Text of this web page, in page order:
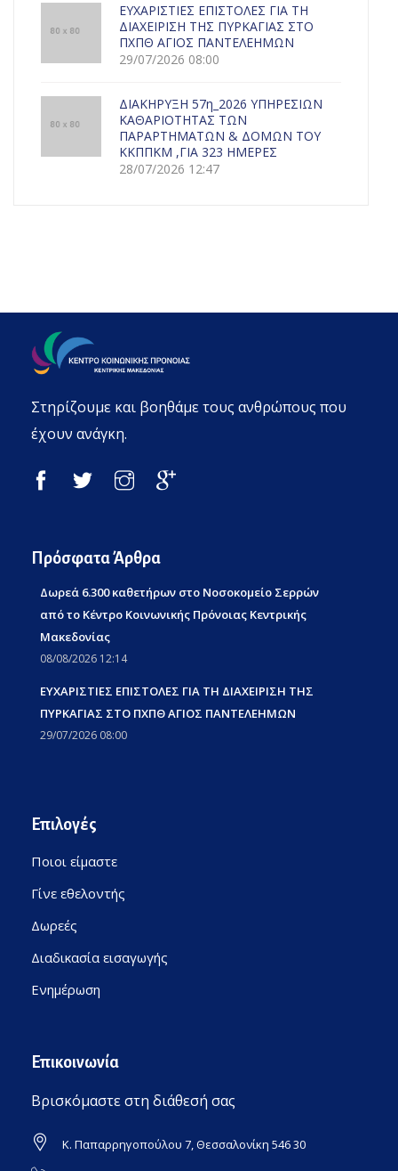
ΕΥΧΑΡΙΣΤΙΕΣ ΕΠΙΣΤΟΛΕΣ ΓΙΑ ΤΗ
ΔΙΑΧΕΙΡΙΣΗ ΤΗΣ ΠΥΡΚΑΓΙΑΣ ΣΤΟ
ΠΧΠΘ ΑΓΙΟΣ ΠΑΝΤΕΛΕΗΜΩΝ
29/07/2026 08:00
ΔΙΑΚΗΡΥΞΗ 57η_2026 ΥΠΗΡΕΣΙΩΝ
ΚΑΘΑΡΙΟΤΗΤΑΣ ΤΩΝ
ΠΑΡΑΡΤΗΜΑΤΩΝ & ΔΟΜΩΝ ΤΟΥ
ΚΚΠΠΚΜ ,ΓΙΑ 323 ΗΜΕΡΕΣ
28/07/2026 12:47
Στηρίζουμε και βοηθάμε τους ανθρώπους που
έχουν ανάγκη.
Πρόσφατα Άρθρα
Δωρεά 6.300 καθετήρων στο Νοσοκομείο Σερρών
από το Κέντρο Κοινωνικής Πρόνοιας Κεντρικής
Μακεδονίας
08/08/2026 12:14
ΕΥΧΑΡΙΣΤΙΕΣ ΕΠΙΣΤΟΛΕΣ ΓΙΑ ΤΗ ΔΙΑΧΕΙΡΙΣΗ ΤΗΣ
ΠΥΡΚΑΓΙΑΣ ΣΤΟ ΠΧΠΘ ΑΓΙΟΣ ΠΑΝΤΕΛΕΗΜΩΝ
29/07/2026 08:00
Επιλογές
Ποιοι είμαστε
Γίνε εθελοντής
Δωρεές
Διαδικασία εισαγωγής
Ενημέρωση
Επικοινωνία
Βρισκόμαστε στη διάθεσή σας
Κ. Παπαρρηγοπούλου 7, Θεσσαλονίκη 546 30